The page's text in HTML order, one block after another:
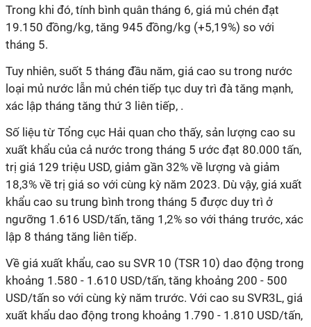
Trong khi đó, tính bình quân tháng 6, giá mủ chén đạt
19.150 đồng/kg, tăng 945 đồng/kg (+5,19%) so với
tháng 5.
Tuy nhiên, suốt 5 tháng đầu năm, giá cao su trong nước
loại mủ nước lẫn mủ chén tiếp tục duy trì đà tăng mạnh,
xác lập tháng tăng thứ 3 liên tiếp, .
Số liệu từ Tổng cục Hải quan cho thấy, sản lượng cao su
xuất khẩu của cả nước trong tháng 5 ước đạt 80.000 tấn,
trị giá 129 triệu USD, giảm gần 32% về lượng và giảm
18,3% về trị giá so với cùng kỳ năm 2023. Dù vậy, giá xuất
khẩu cao su trung bình trong tháng 5 được duy trì ở
ngưỡng 1.616 USD/tấn, tăng 1,2% so với tháng trước, xác
lập 8 tháng tăng liên tiếp.
Về giá xuất khẩu, cao su SVR 10 (TSR 10) dao động trong
khoảng 1.580 - 1.610 USD/tấn, tăng khoảng 200 - 500
USD/tấn so với cùng kỳ năm trước. Với cao su SVR3L, giá
xuất khẩu dao động trong khoảng 1.790 - 1.810 USD/tấn,